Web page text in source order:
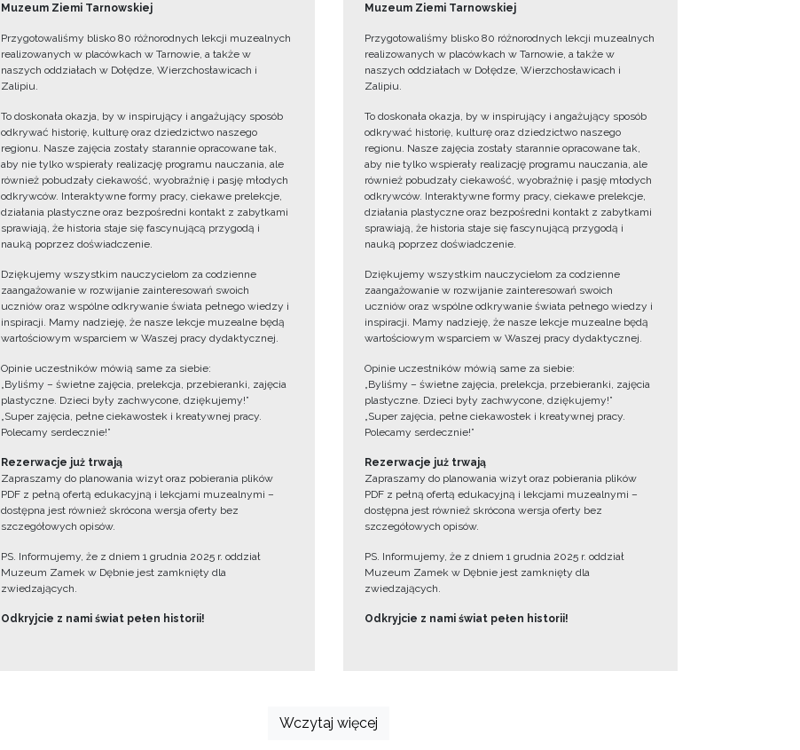
Muzeum Ziemi Tarnowskiej
Przygotowaliśmy blisko 80 różnorodnych lekcji muzealnych
realizowanych w placówkach w Tarnowie, a także w
naszych oddziałach w Dołędze, Wierzchosławicach i
Zalipiu.
To doskonała okazja, by w inspirujący i angażujący sposób
odkrywać historię, kulturę oraz dziedzictwo naszego
regionu. Nasze zajęcia zostały starannie opracowane tak,
aby nie tylko wspierały realizację programu nauczania, ale
również pobudzały ciekawość, wyobraźnię i pasję młodych
odkrywców. Interaktywne formy pracy, ciekawe prelekcje,
działania plastyczne oraz bezpośredni kontakt z zabytkami
sprawiają, że historia staje się fascynującą przygodą i
nauką poprzez doświadczenie.
Dziękujemy wszystkim nauczycielom za codzienne
zaangażowanie w rozwijanie zainteresowań swoich
uczniów oraz wspólne odkrywanie świata pełnego wiedzy i
inspiracji. Mamy nadzieję, że nasze lekcje muzealne będą
wartościowym wsparciem w Waszej pracy dydaktycznej.
Opinie uczestników mówią same za siebie:
„Byliśmy – świetne zajęcia, prelekcja, przebieranki, zajęcia
plastyczne. Dzieci były zachwycone, dziękujemy!”
„Super zajęcia, pełne ciekawostek i kreatywnej pracy.
Polecamy serdecznie!”
Rezerwacje już trwają
Zapraszamy do planowania wizyt oraz pobierania plików
PDF z pełną ofertą edukacyjną i lekcjami muzealnymi –
dostępna jest również skrócona wersja oferty bez
szczegółowych opisów.
PS. Informujemy, że z dniem 1 grudnia 2025 r. oddział
Muzeum Zamek w Dębnie jest zamknięty dla
zwiedzających.
Odkryjcie z nami świat pełen historii!
Muzeum Ziemi Tarnowskiej
Przygotowaliśmy blisko 80 różnorodnych lekcji muzealnych
realizowanych w placówkach w Tarnowie, a także w
naszych oddziałach w Dołędze, Wierzchosławicach i
Zalipiu.
To doskonała okazja, by w inspirujący i angażujący sposób
odkrywać historię, kulturę oraz dziedzictwo naszego
regionu. Nasze zajęcia zostały starannie opracowane tak,
aby nie tylko wspierały realizację programu nauczania, ale
również pobudzały ciekawość, wyobraźnię i pasję młodych
odkrywców. Interaktywne formy pracy, ciekawe prelekcje,
działania plastyczne oraz bezpośredni kontakt z zabytkami
sprawiają, że historia staje się fascynującą przygodą i
nauką poprzez doświadczenie.
Dziękujemy wszystkim nauczycielom za codzienne
zaangażowanie w rozwijanie zainteresowań swoich
uczniów oraz wspólne odkrywanie świata pełnego wiedzy i
inspiracji. Mamy nadzieję, że nasze lekcje muzealne będą
wartościowym wsparciem w Waszej pracy dydaktycznej.
Opinie uczestników mówią same za siebie:
„Byliśmy – świetne zajęcia, prelekcja, przebieranki, zajęcia
plastyczne. Dzieci były zachwycone, dziękujemy!”
„Super zajęcia, pełne ciekawostek i kreatywnej pracy.
Polecamy serdecznie!”
Rezerwacje już trwają
Zapraszamy do planowania wizyt oraz pobierania plików
PDF z pełną ofertą edukacyjną i lekcjami muzealnymi –
dostępna jest również skrócona wersja oferty bez
szczegółowych opisów.
PS. Informujemy, że z dniem 1 grudnia 2025 r. oddział
Muzeum Zamek w Dębnie jest zamknięty dla
zwiedzających.
Odkryjcie z nami świat pełen historii!
Wczytaj więcej